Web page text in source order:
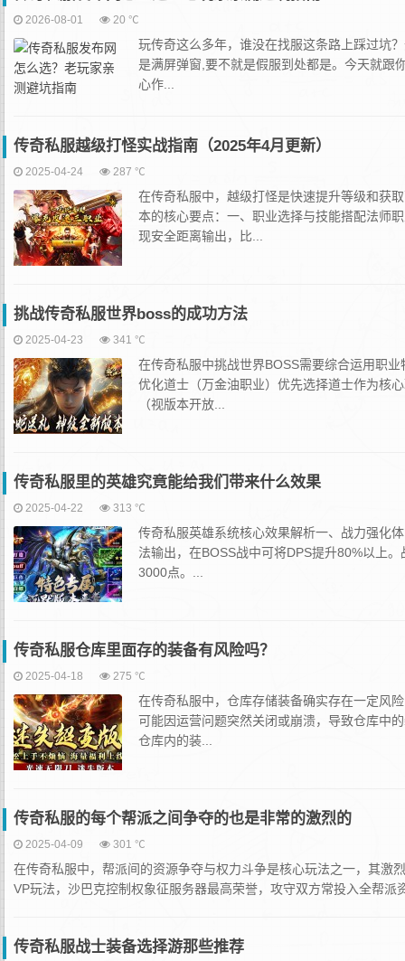
2026-08-01 20 ℃
玩传奇这么多年，谁没在找服这条路上踩过坑
是满屏弹窗,要不就是假服到处都是。今天就跟
心作...
传奇私服越级打怪实战指南（2025年4月更新）
2025-04-24 287 ℃
在传奇私服中，越级打怪是快速提升等级和获
本的核心要点：一、职业选择与技能搭配法师
现安全距离输出，比...
挑战传奇私服世界boss的成功方法
2025-04-23 341 ℃
在传奇私服中挑战世界BOSS需要综合运用职
优化‌道士（万金油职业）‌优先选择道士作为核
（视版本开放...
传奇私服里的英雄究竟能给我们带来什么效果
2025-04-22 313 ℃
传奇私服英雄系统核心效果解析一、战力强化
法输出，在BOSS战中可将DPS提升80%以上
3000点。...
传奇私服仓库里面存的装备有风险吗？
2025-04-18 275 ℃
在传奇私服中，仓库存储装备确实存在一定风
可能因运营问题突然关闭或崩溃，导致仓库中
仓库内的装...
传奇私服的每个帮派之间争夺的也是非常的激烈的
2025-04-09 301 ℃
在传奇私服中，帮派间的资源争夺与权力斗争是核心玩法之一，其激
VP玩法，沙巴克控制权象征服务器最高荣誉，攻守双方常投入全帮
传奇私服战士装备选择游那些推荐